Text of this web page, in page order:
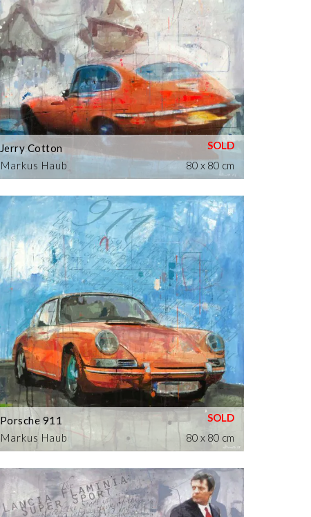
Markus Haub
Jerry Cotton
80 x 80 cm
Markus Haub
Porsche 911
80 x 80 cm